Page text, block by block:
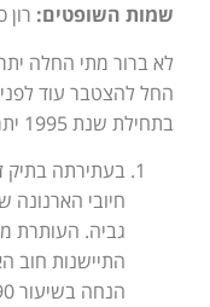
שמות השופטים: רון
לא ברור מתי החלה
בתחילת שנת 1995 יתרת חוב מועברת משנים קודמות).
בעתירתה בתיק
חיובי הארנונה
גביה. העותרת
התיישנות חוב
הנחה בשיעור 90.